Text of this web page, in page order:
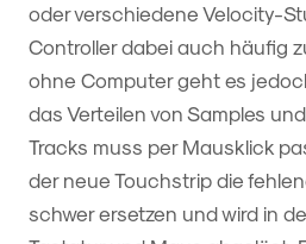
oder verschiedene Velocity-
Controller dabei auch häufig
ohne Computer geht es
das Verteilen von Samples
Tracks muss per Mausklick
der neue Touchstrip die
schwer ersetzen und wird in